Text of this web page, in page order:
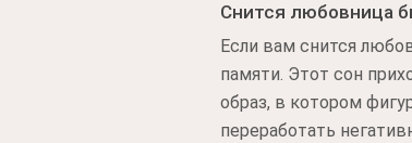
Снится любовница
Если вам снится
памяти. Этот сон
образ, в котором
переработать